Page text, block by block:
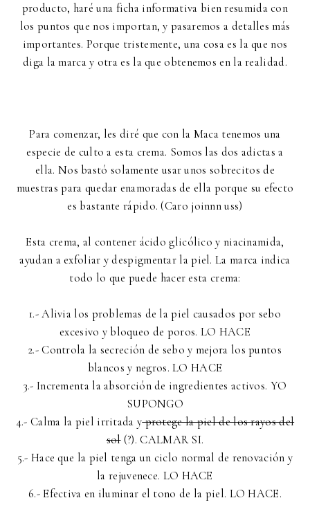
producto, haré una ficha informativa bien resumida con
los puntos que nos importan, y pasaremos a detalles más
importantes. Porque tristemente, una cosa es la que nos
diga la marca y otra es la que obtenemos en la realidad.
Para comenzar, les diré que con la Maca tenemos una
especie de culto a esta crema. Somos las dos adictas a
ella. Nos bastó solamente usar unos sobrecitos de
muestras para quedar enamoradas de ella porque su efecto
es bastante rápido. (Caro joinnn uss)
Esta crema, al contener ácido glicólico y niacinamida,
ayudan a exfoliar y despigmentar la piel. La marca indica
todo lo que puede hacer esta crema:
1.- Alivia los problemas de la piel causados por sebo
excesivo y bloqueo de poros. LO HACE
2.- Controla la secreción de sebo y mejora los puntos
blancos y negros. LO HACE
3.- Incrementa la absorción de ingredientes activos. YO
SUPONGO
4.- Calma la piel irritada yprotege la piel de los rayos del
sol(?). CALMAR SI.
5.- Hace que la piel tenga un ciclo normal de renovación y
la rejuvenece. LO HACE
6.- Efectiva en iluminar el tono de la piel. LO HACE.